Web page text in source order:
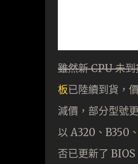
雖然新 CPU 未
板已陸續到貨，
減價，部分型號
以 A320、B350
否已更新了